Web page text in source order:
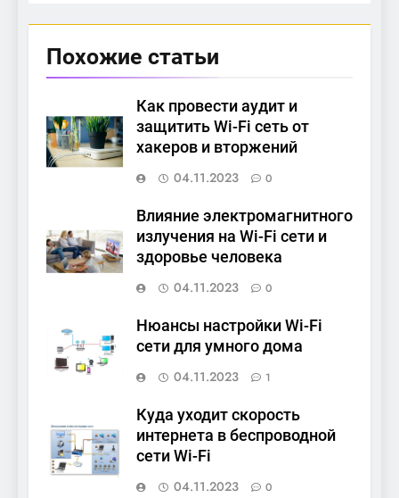
Похожие статьи
Как провести аудит и
защитить Wi-Fi сеть от
хакеров и вторжений
04.11.2023
0
Влияние электромагнитного
излучения на Wi-Fi сети и
здоровье человека
04.11.2023
0
Нюансы настройки Wi-Fi
сети для умного дома
04.11.2023
1
Куда уходит скорость
интернета в беспроводной
сети Wi-Fi
04.11.2023
0